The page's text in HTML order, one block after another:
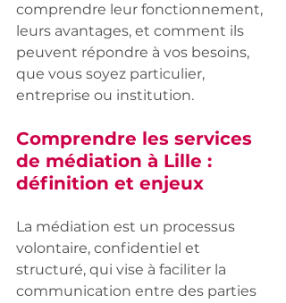
comprendre leur fonctionnement,
leurs avantages, et comment ils
peuvent répondre à vos besoins,
que vous soyez particulier,
entreprise ou institution.
Comprendre les services
de médiation à Lille :
définition et enjeux
La médiation est un processus
volontaire, confidentiel et
structuré, qui vise à faciliter la
communication entre des parties